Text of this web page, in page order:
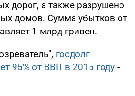
дорог, а также разрушено
домов. Сумма убытков от
1 млрд гривен.
госдолг
95% от ВВП в 2015 году -